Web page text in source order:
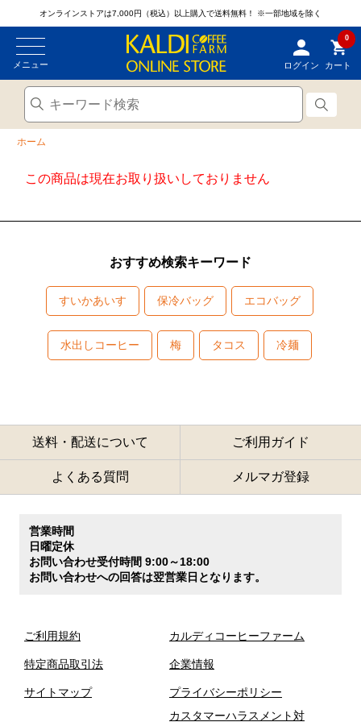
オンラインストアは7,000円（税込）以上購入で送料無料！ ※一部地域を除く
メニュー ログイン
0
カート
ホーム
この商品は現在お取り扱いしておりません
おすすめ検索キーワード
すいかあいす 保冷バッグ エコバッグ
水出しコーヒー 梅 タコス 冷麺
送料・配送について ご利用ガイド
よくある質問 メルマガ登録
営業時間
日曜定休
お問い合わせ受付時間 9:00～18:00
お問い合わせへの回答は翌営業日となります。
ご利用規約
特定商品取引法
サイトマップ
カルディコーヒーファーム
企業情報
プライバシーポリシー
カスタマーハラスメント対